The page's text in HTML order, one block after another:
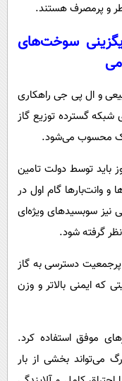
و پرمصرف هستند.
سوخت‌های
و ال پی جی راهکاری
شبکه گسترده توزیع گاز
محسوب می‌شود.
باید توسط دولت تامین
و وانت‌بارها گام اول در
سوبسیدهای ویژه‌ای
گرفته شود.
دسترسی به گاز
که ایمنی بالاتر و وزن
موفق استفاده کرد.
می‌تواند بخشی از بار